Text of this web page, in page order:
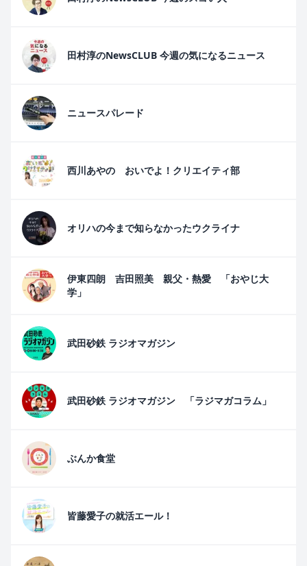
田村淳のNewsCLUB 今週の気になるニュース
ニュースパレード
西川あやの おいでよ！クリエイティ部
オリハの今まで知らなかったウクライナ
伊東四朗 吉田照美 親父・熱愛 「おやじ大
学」
武田砂鉄 ラジオマガジン
武田砂鉄 ラジオマガジン 「ラジマガコラム」
ぶんか食堂
皆藤愛子の就活エール！